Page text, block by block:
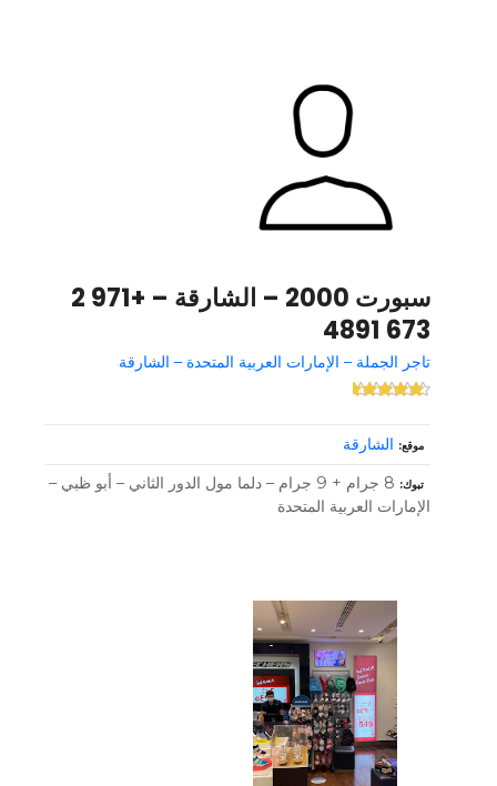
سبورت 2000 – الشارقة – +971 2
673 4891
تاجر الجملة – الإمارات العربية المتحدة – الشارقة
موقع الشارقة
تبوك
8 جرام + 9 جرام – دلما مول الدور الثاني – أبو ظبي –
الإمارات العربية المتحدة